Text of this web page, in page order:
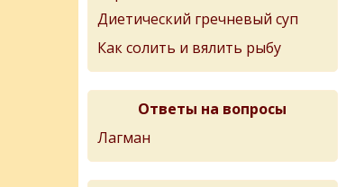
Диетический гречневый суп
Как солить и вялить рыбу
Ответы на вопросы
Лагман